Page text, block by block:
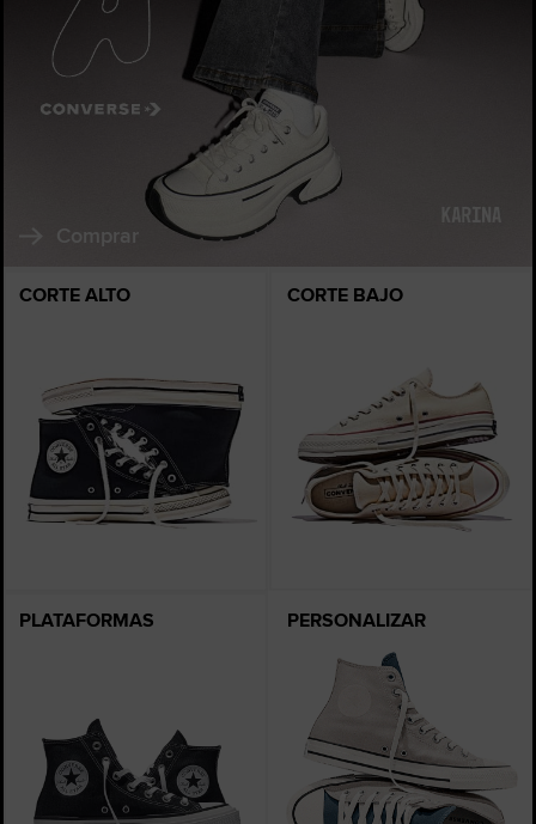
Comprar
CORTE ALTO CORTE BAJO
PLATAFORMAS PERSONALIZAR